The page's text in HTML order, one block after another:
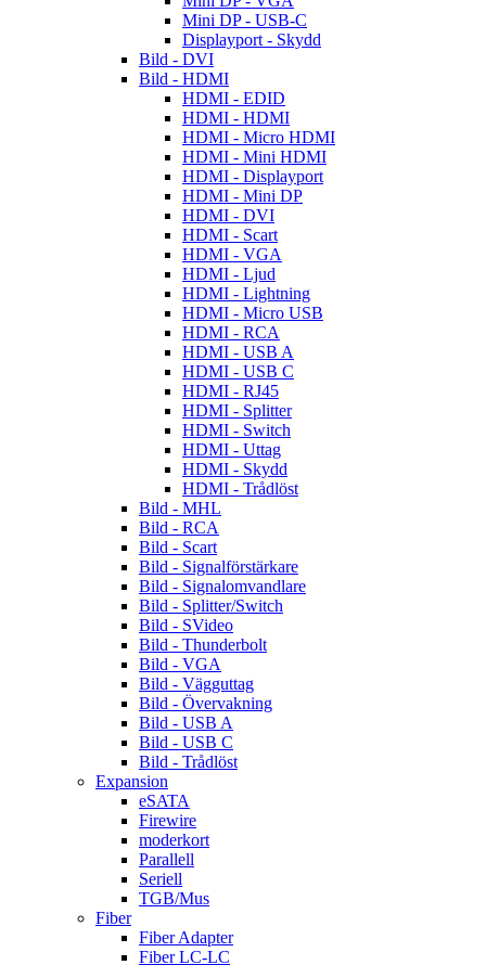
Mini DP - USB-C
Displayport - Skydd
Bild - DVI
Bild - HDMI
HDMI - EDID
HDMI - HDMI
HDMI - Micro HDMI
HDMI - Mini HDMI
HDMI - Displayport
HDMI - Mini DP
HDMI - DVI
HDMI - Scart
HDMI - VGA
HDMI - Ljud
HDMI - Lightning
HDMI - Micro USB
HDMI - RCA
HDMI - USB A
HDMI - USB C
HDMI - RJ45
HDMI - Splitter
HDMI - Switch
HDMI - Uttag
HDMI - Skydd
HDMI - Trådlöst
Bild - MHL
Bild - RCA
Bild - Scart
Bild - Signalförstärkare
Bild - Signalomvandlare
Bild - Splitter/Switch
Bild - SVideo
Bild - Thunderbolt
Bild - VGA
Bild - Vägguttag
Bild - Övervakning
Bild - USB A
Bild - USB C
Bild - Trådlöst
Expansion
eSATA
Firewire
moderkort
Parallell
Seriell
TGB/Mus
Fiber
Fiber Adapter
Fiber LC-LC